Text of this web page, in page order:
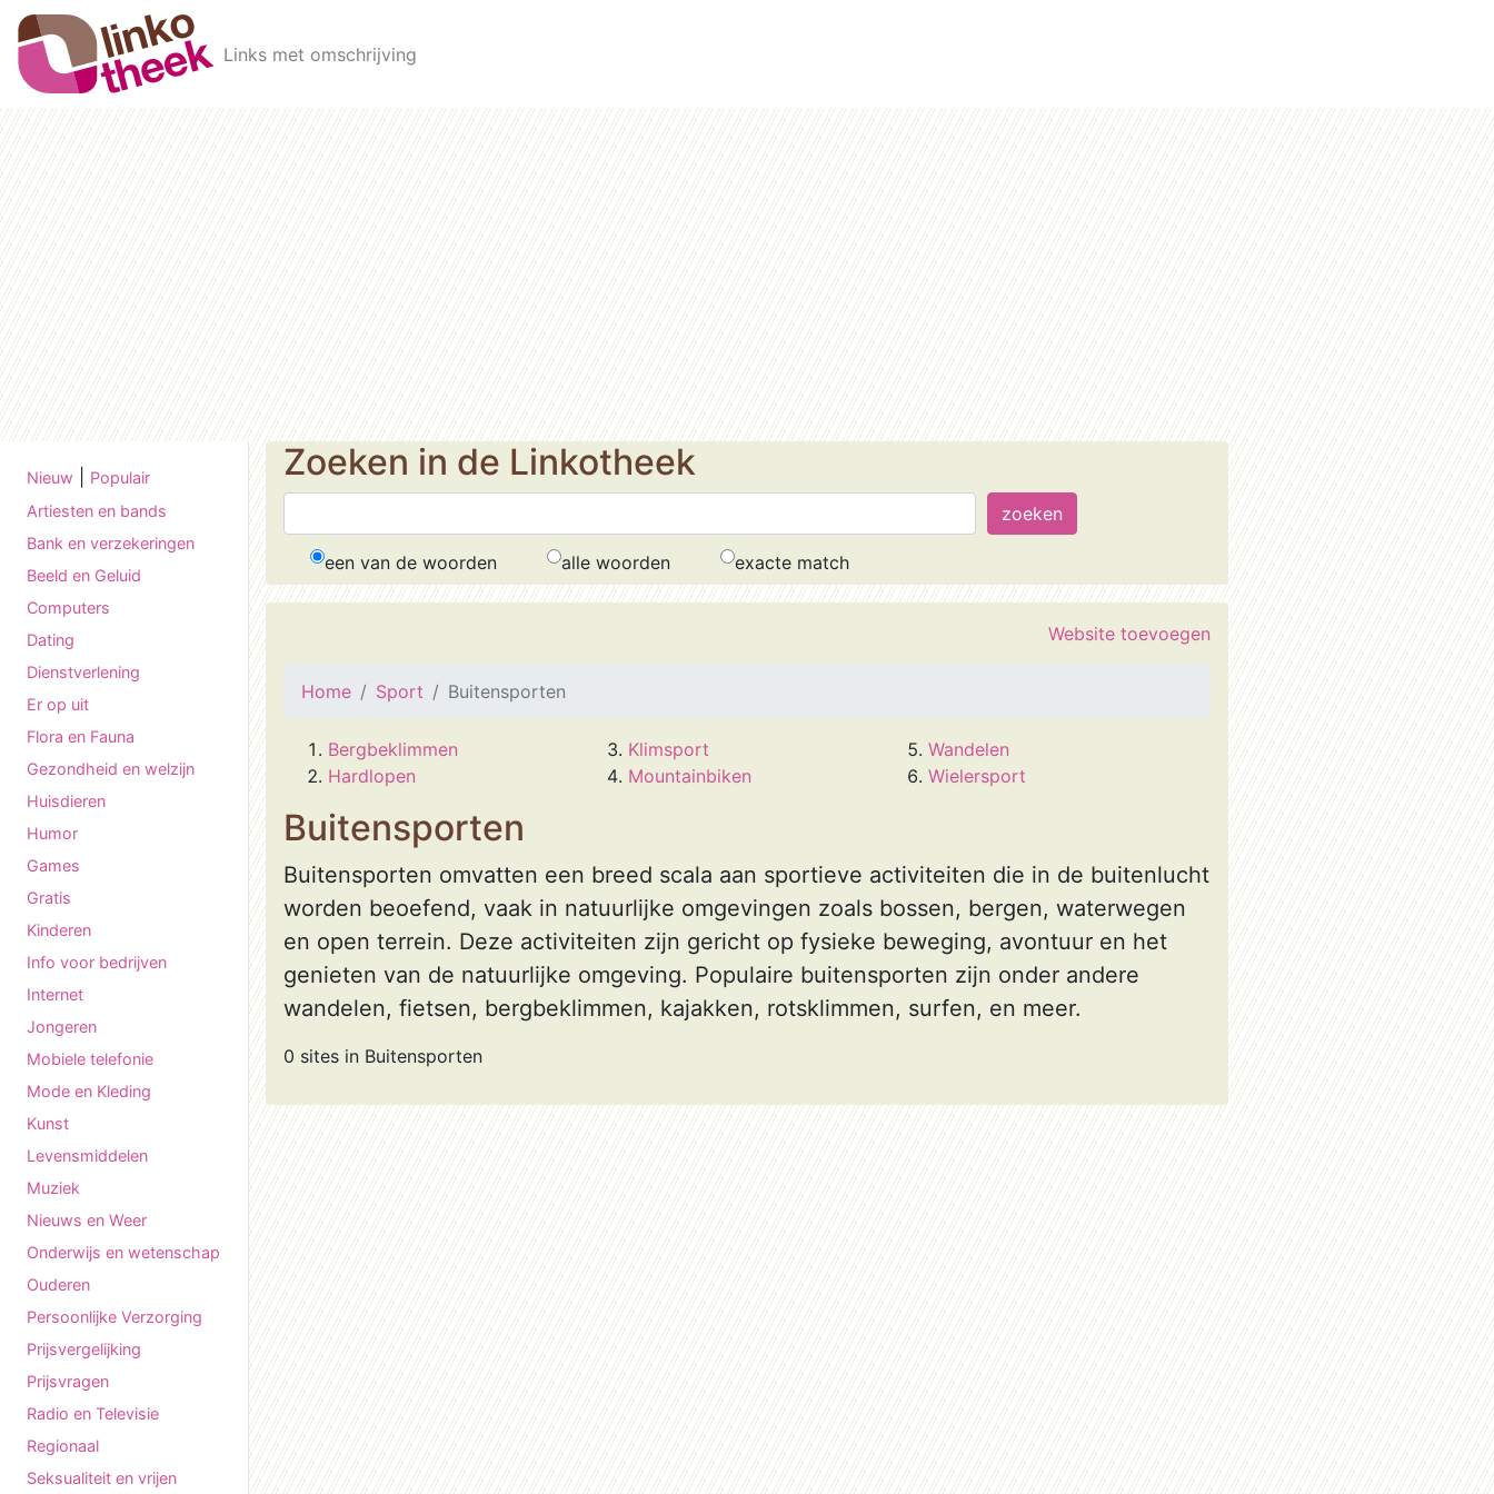
Skip to main content
Links met omschrijving
Nieuw
Populair
Artiesten en bands
Bank en verzekeringen
Beeld en Geluid
Computers
Dating
Dienstverlening
Er op uit
Flora en Fauna
Gezondheid en welzijn
Huisdieren
Humor
Games
Gratis
Kinderen
Info voor bedrijven
Internet
Jongeren
Mobiele telefonie
Mode en Kleding
Kunst
Levensmiddelen
Muziek
Nieuws en Weer
Onderwijs en wetenschap
Ouderen
Persoonlijke Verzorging
Prijsvergelijking
Prijsvragen
Radio en Televisie
Regionaal
Seksualiteit en vrijen
Zoeken in de Linkotheek
een van de woorden alle woorden exacte match
Website toevoegen
Home Sport Buitensporten
Bergbeklimmen
Hardlopen
Klimsport
Mountainbiken
Wandelen
Wielersport
Buitensporten
Buitensporten omvatten een breed scala aan sportieve activiteiten die in de buitenlucht
worden beoefend, vaak in natuurlijke omgevingen zoals bossen, bergen, waterwegen
en open terrein. Deze activiteiten zijn gericht op fysieke beweging, avontuur en het
genieten van de natuurlijke omgeving. Populaire buitensporten zijn onder andere
wandelen, fietsen, bergbeklimmen, kajakken, rotsklimmen, surfen, en meer.
0 sites in Buitensporten